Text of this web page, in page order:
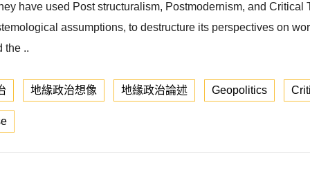
have used Post structuralism, Postmodernism, and
assumptions, to destructure its perspectives on
the ..
地緣政治想像 地緣政治論述 Geopolitics